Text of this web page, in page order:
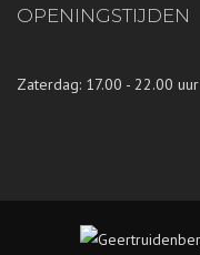
OPENINGSTIJDEN
Zaterdag: 17.00 - 22.00 uur